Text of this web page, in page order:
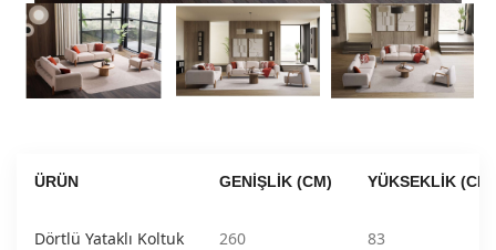
ÜRÜN GENIŞLIK (CM) YÜKSEKLIK (CM)
Dörtlü Yataklı Koltuk 260 83